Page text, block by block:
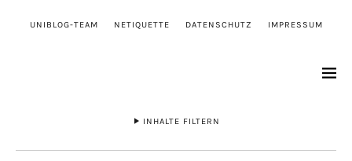
UNIBLOG-TEAM NETIQUETTE DATENSCHUTZ IMPRESSUM
INHALTE FILTERN